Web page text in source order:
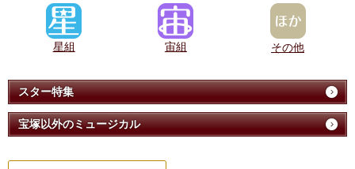
星組 宙組 その他
スター特集
宝塚以外のミュージカル